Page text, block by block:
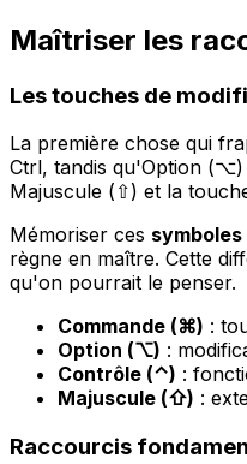
Maîtriser les
Les touches de
La première chose qui
Ctrl, tandis qu'Option (⌥)
Majuscule (⇧) et la
Mémoriser ces symboles
règne en maître. Cette
qu'on pourrait le penser.
Commande (⌘) :
Option (⌥) :
Contrôle (⌃) :
Majuscule (⇧) :
Raccourcis